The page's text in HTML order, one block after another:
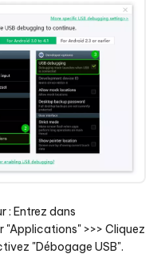
: Entrez dans
"Applications" >>> Cliquez
"Débogage USB".